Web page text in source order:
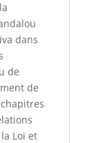
dans
de
de
Loi et